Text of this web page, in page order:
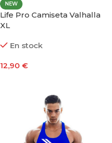
NEW
Life Pro Camiseta Valhalla
XL
En stock
12,90 €